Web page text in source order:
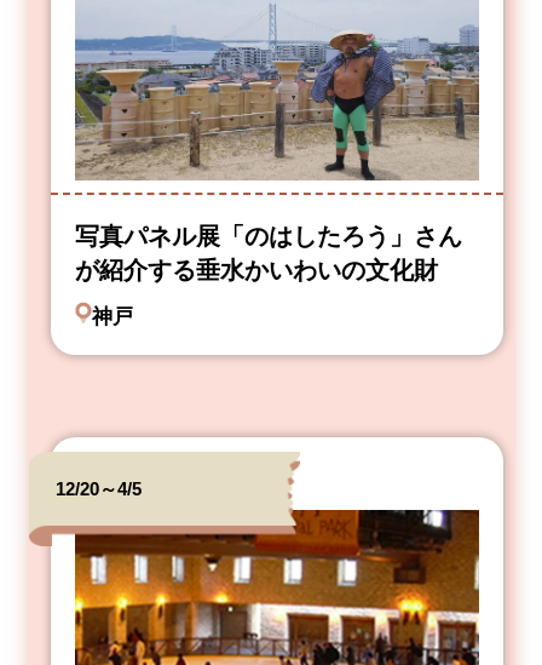
写真パネル展「のはしたろう」さん
が紹介する垂水かいわいの文化財
神戸
12/20～4/5